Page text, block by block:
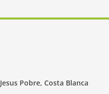
Jesus Pobre, Costa Blanca